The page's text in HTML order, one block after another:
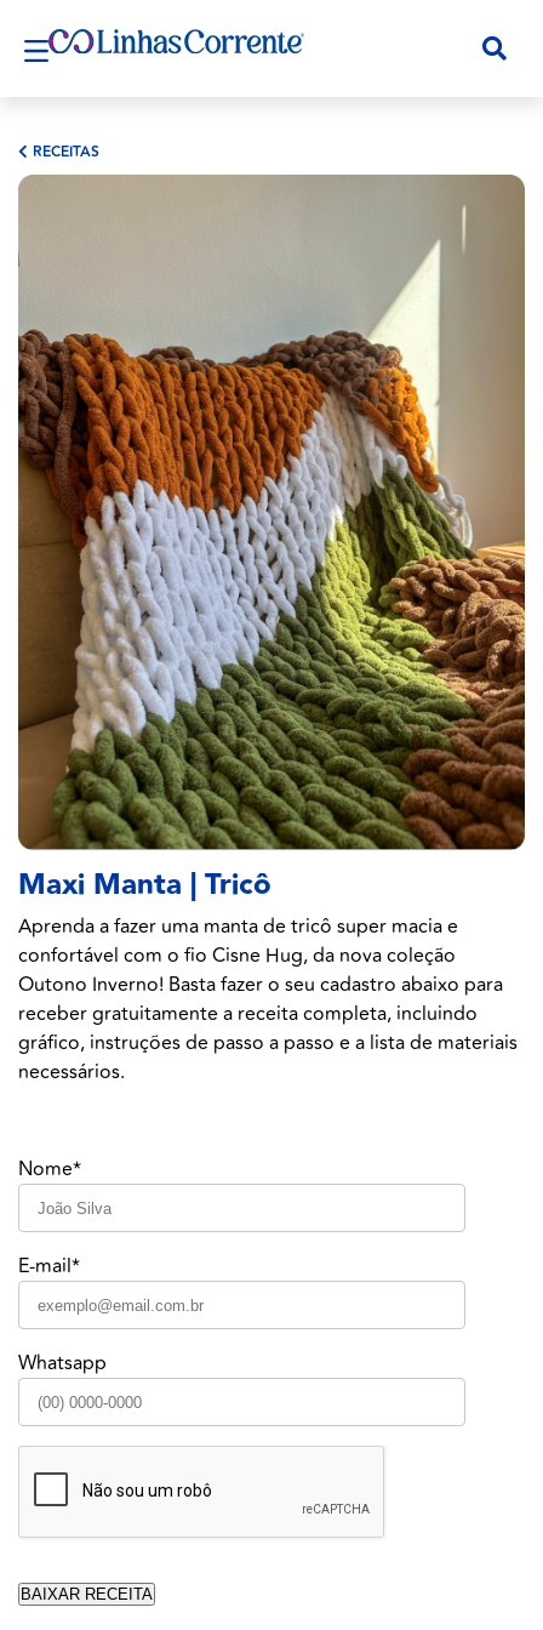
RECEITAS
Maxi Manta | Tricô
Aprenda a fazer uma manta de tricô super macia e
confortável com o fio Cisne Hug, da nova coleção
Outono Inverno! Basta fazer o seu cadastro abaixo para
receber gratuitamente a receita completa, incluindo
gráfico, instruções de passo a passo e a lista de materiais
necessários.
Nome*
E-mail*
Whatsapp